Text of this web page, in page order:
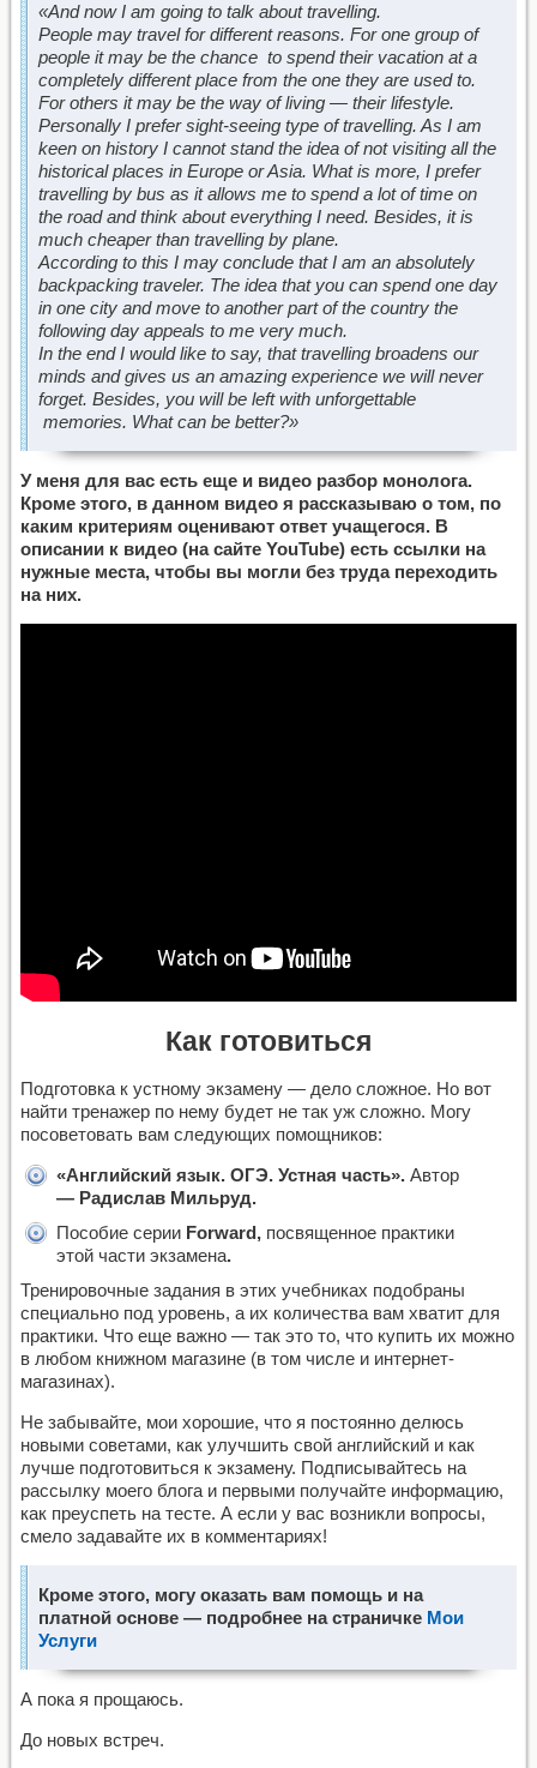
«And now I am going to talk about travelling.
People may travel for different reasons. For one group of
people it may be the chance to spend their vacation at a
completely different place from the one they are used to.
For others it may be the way of living — their lifestyle.
Personally I prefer sight-seeing type of travelling. As I am
keen on history I cannot stand the idea of not visiting all the
historical places in Europe or Asia. What is more, I prefer
travelling by bus as it allows me to spend a lot of time on
the road and think about everything I need. Besides, it is
much cheaper than travelling by plane.
According to this I may conclude that I am an absolutely
backpacking traveler. The idea that you can spend one day
in one city and move to another part of the country the
following day appeals to me very much.
In the end I would like to say, that travelling broadens our
minds and gives us an amazing experience we will never
forget. Besides, you will be left with unforgettable
memories. What can be better?»
У меня для вас есть еще и видео разбор монолога.
Кроме этого, в данном видео я рассказываю о том, по
каким критериям оценивают ответ учащегося. В
описании к видео (на сайте YouTube) есть ссылки на
нужные места, чтобы вы могли без труда переходить
на них.
Как готовиться
Подготовка к устному экзамену — дело сложное. Но вот
найти тренажер по нему будет не так уж сложно. Могу
посоветовать вам следующих помощников:
«Английский язык. ОГЭ. Устная часть». Автор
— Радислав Мильруд.
Пособие серии Forward, посвященное практики
этой части экзамена.
Тренировочные задания в этих учебниках подобраны
специально под уровень, а их количества вам хватит для
практики. Что еще важно — так это то, что купить их можно
в любом книжном магазине (в том числе и интернет-
магазинах).
Не забывайте, мои хорошие, что я постоянно делюсь
новыми советами, как улучшить свой английский и как
лучше подготовиться к экзамену. Подписывайтесь на
рассылку моего блога и первыми получайте информацию,
как преуспеть на тесте. А если у вас возникли вопросы,
смело задавайте их в комментариях!
Кроме этого, могу оказать вам помощь и на
платной основе — подробнее на страничке Мои
Услуги
А пока я прощаюсь.
До новых встреч.